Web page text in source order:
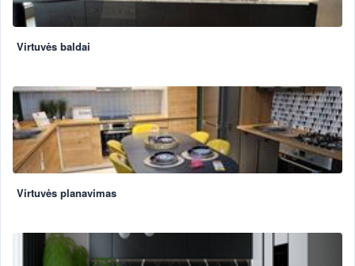
Virtuvės baldai
Virtuvės planavimas